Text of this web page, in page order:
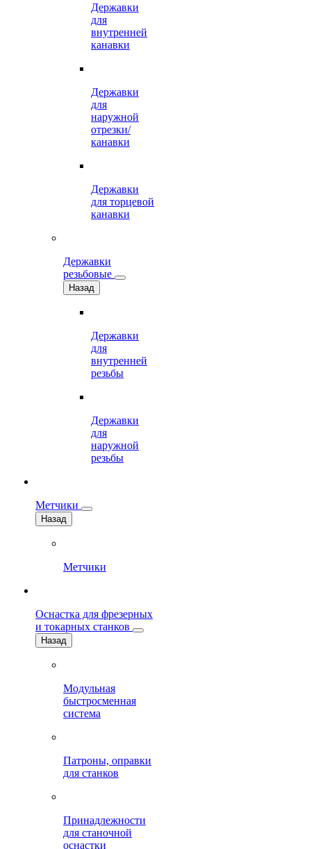
Державки
для
внутренней
канавки
Державки
для
наружной
отрезки/
канавки
Державки
для торцевой
канавки
Державки
резьбовые
Назад
Державки
для
внутренней
резьбы
Державки
для
наружной
резьбы
Метчики
Назад
Метчики
Оснастка для фрезерных
и токарных станков
Назад
Модульная
быстросменная
система
Патроны, оправки
для станков
Принадлежности
для станочной
оснастки